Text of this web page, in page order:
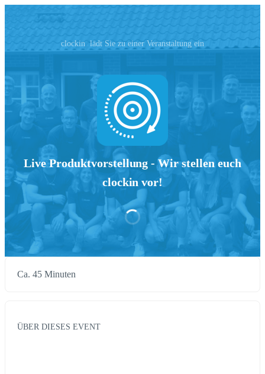
clockin ‬ lädt Sie zu einer Veranstaltung ein
Live Produktvorstellung - Wir stellen euch
clockin vor!
Ca. 45 Minuten
ÜBER DIESES EVENT